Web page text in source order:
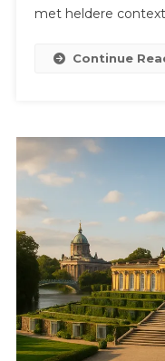
met heldere
Continue